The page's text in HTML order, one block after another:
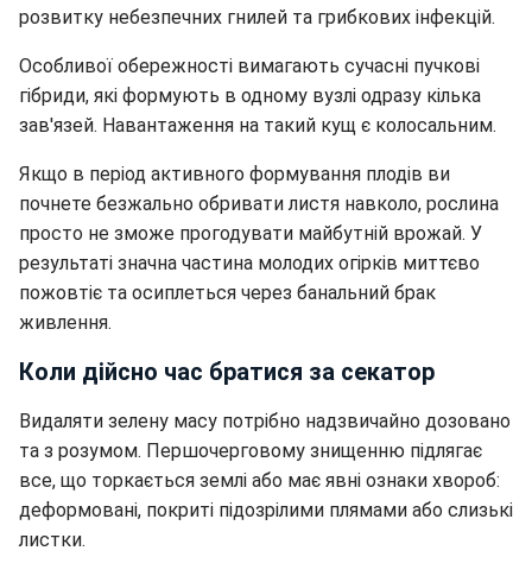
розвитку небезпечних гнилей та грибкових інфекцій.
Особливої обережності вимагають сучасні пучкові
гібриди, які формують в одному вузлі одразу кілька
зав'язей. Навантаження на такий кущ є колосальним.
Якщо в період активного формування плодів ви
почнете безжально обривати листя навколо, рослина
просто не зможе прогодувати майбутній врожай. У
результаті значна частина молодих огірків миттєво
пожовтіє та осиплеться через банальний брак
живлення.
Коли дійсно час братися за секатор
Видаляти зелену масу потрібно надзвичайно дозовано
та з розумом. Першочерговому знищенню підлягає
все, що торкається землі або має явні ознаки хвороб:
деформовані, покриті підозрілими плямами або слизькі
листки.